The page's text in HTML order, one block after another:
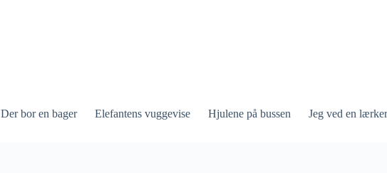
Der bor en bager Elefantens vuggevise Hjulene på bussen Jeg ved en